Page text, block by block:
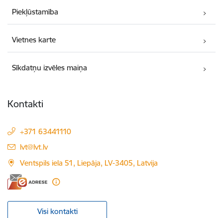
Piekļūstamība
Vietnes karte
Sīkdatņu izvēles maiņa
Kontakti
+371 63441110
E-pasts:
lvt@lvt.lv
Ventspils iela 51, Liepāja, LV-3405, Latvija
Visi kontakti